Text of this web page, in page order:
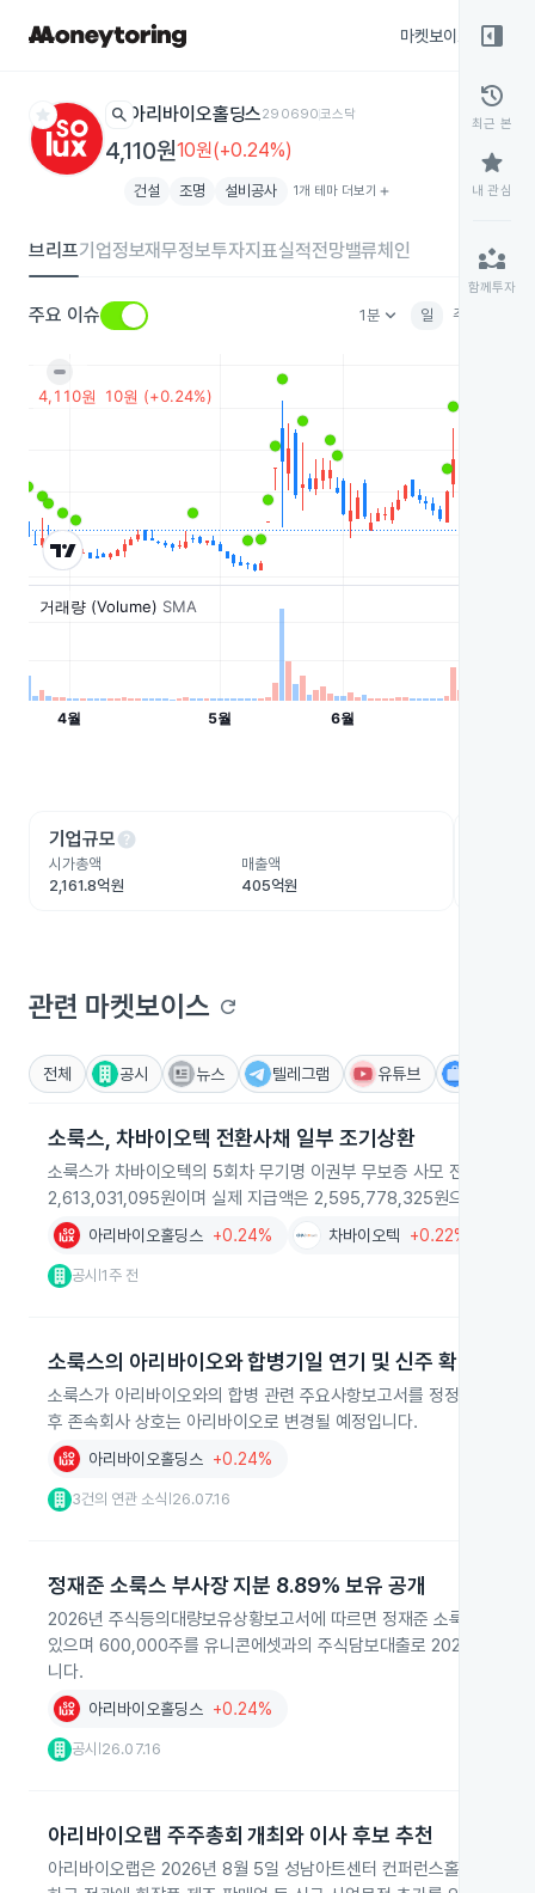
마켓보이스
star search 아리바이오홀딩스290690코스닥
4,110원10원(+0.24%)
건설 조명 설비공사 1개 테마 더보기 add
브리프기업정보재무정보투자지표실적전망밸류체인
주요 이슈 1분keyboard_arrow_down 일 주
기업규모help
시가총액
2,161.8억원
매출액
405억원
관련 마켓보이스 refresh
전체 공시 뉴스 텔레그램 유튜브
소룩스, 차바이오텍 전환사채 일부 조기상환
소룩스가 차바이오텍의 5회차 무기명 이권부 무보증 사모 전환사채
2,613,031,095원이며 실제 지급액은 2,595,778,325원으로 확정됐
아리바이오홀딩스 +0.24% 차바이오텍 +0.22%
공시 |1주 전
소룩스의 아리바이오와 합병기일 연기 및 신주 확대
소룩스가 아리바이오와의 합병 관련 주요사항보고서를 정정 제출
후 존속회사 상호는 아리바이오로 변경될 예정입니다.
아리바이오홀딩스 +0.24%
3건의 연관 소식 26.07.16
정재준 소룩스 부사장 지분 8.89% 보유 공개
2026년 주식등의대량보유상황보고서에 따르면 정재준 소룩스 부
있으며 600,000주를 유니콘에셋과의 주식담보대출로 2026년 8월
니다.
아리바이오홀딩스 +0.24%
공시 26.07.16
아리바이오랩 주주총회 개최와 이사 후보 추천
아리바이오랩은 2026년 8월 5일 성남아트센터 컨퍼런스홀에서 주
right_panel_open
history
최근 본
star
내 관심
partner_exchange
함께투자